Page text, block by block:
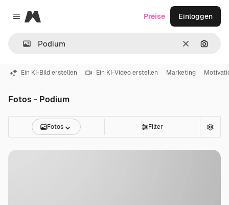
Close menu
Magnific
LöschenNach
Preise Einloggen
Ein KI-Bild erstellen Ein KI-Video erstellen Marketing
Fotos - Podium
Fotos Filter